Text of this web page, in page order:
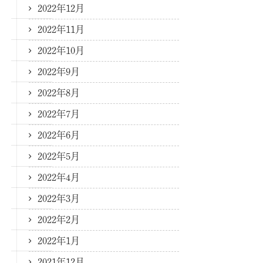
2022年12月
2022年11月
2022年10月
2022年9月
2022年8月
2022年7月
2022年6月
2022年5月
2022年4月
2022年3月
2022年2月
2022年1月